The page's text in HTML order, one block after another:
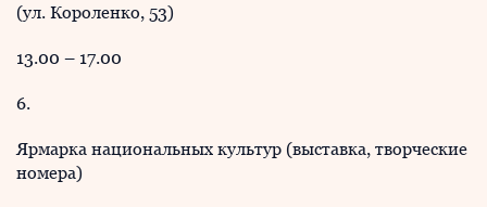
(ул. Короленко, 53)
13.00 – 17.00
6.
Ярмарка национальных культур (выставка, творческие
номера)